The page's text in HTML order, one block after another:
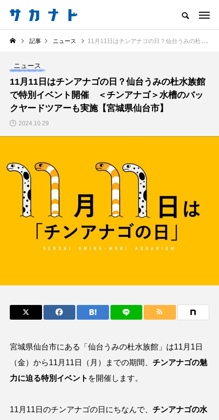
サカナをもっと好きになる
知る 食べる 楽しむ 創る
注目記事 サカナを知ろう
食べる
＜ツバメウオ＞は意外
と美味しい！ “でかい
際に食べてみた
椎名まさ
と
2026.08.05
創る
意外と簡単！ 100均で
買った道具で＜魚のは
く製＞を作ってみた
夏休みの自由研究にい
かが？2026.06.02
キーワードから探す
おばま水族館 かんぱち わたしと水族館
アオリイカ アカアジ アカカサゴ
アカクラゲ アカザ アカハタ
アカムツ アカメ アクアリウム
記事 ニュース 11月11日はチンアナゴの日？仙台うみの杜水族館で特別イベント開催 ＜チンアナゴ＞水槽のバックヤードツアーも実施【宮城県仙台市】
ニュース
11月11日はチンアナゴの日？仙台うみの杜水族館
で特別イベント開催 ＜チンアナゴ＞水槽のバッ
クヤードツアーも実施【宮城県仙台市】
2024.10.29
宮城県仙台市にある「仙台うみの杜水族館」は11月1日
（金）から11月11日（月）までの期間、 チンアナゴの魅
力に迫る特別イベント を開催します。
11月11日のチンアナゴの日にちなんで、 チンアナゴの水